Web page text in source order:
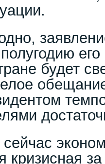
его
будет
кризисная